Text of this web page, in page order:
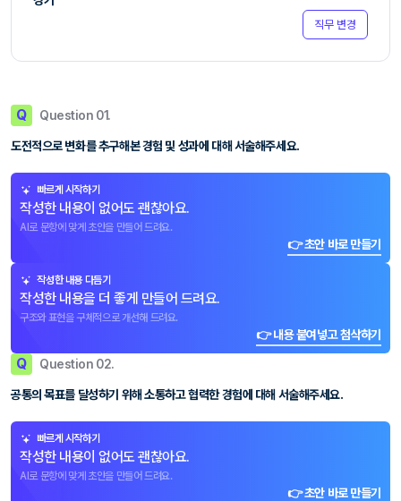
직무 변경
Q Question 01.
도전적으로 변화를 추구해본 경험 및 성과에 대해 서술해주세요.
빠르게 시작하기
작성한 내용이 없어도 괜찮아요.
AI로 문항에 맞게 초안을 만들어 드려요.
👉 초안 바로 만들기
작성한 내용 다듬기
작성한 내용을 더 좋게 만들어 드려요.
구조와 표현을 구체적으로 개선해 드려요.
👉 내용 붙여넣고 첨삭하기
Q Question 02.
공통의 목표를 달성하기 위해 소통하고 협력한 경험에 대해 서술해주세요.
빠르게 시작하기
작성한 내용이 없어도 괜찮아요.
AI로 문항에 맞게 초안을 만들어 드려요.
👉 초안 바로 만들기